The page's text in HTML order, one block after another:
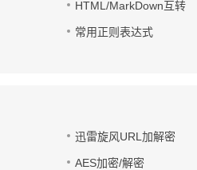
HTML/MarkDown互转
常用正则表达式
迅雷旋风URL加解密
AES加密/解密